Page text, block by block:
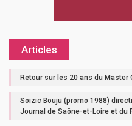
Articles
Retour sur les 20 ans du Master
Soizic Bouju (promo 1988)
Journal de Saône-et-Loire et du